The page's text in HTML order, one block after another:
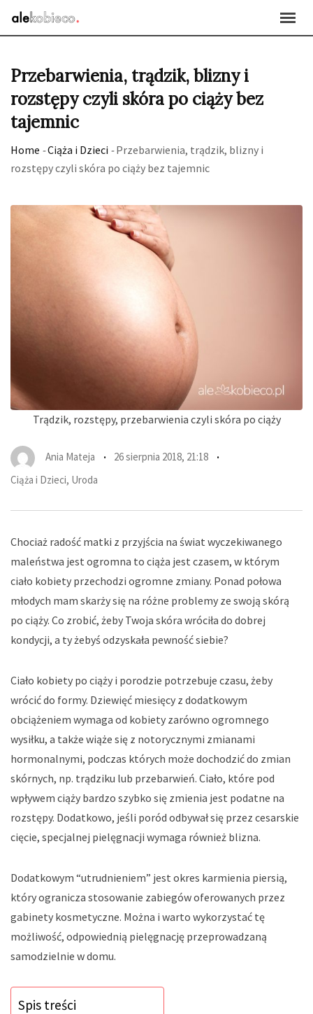
Przebarwienia, trądzik, blizny i
rozstępy czyli skóra po ciąży bez
tajemnic
Home -Ciąża i Dzieci -Przebarwienia, trądzik, blizny i
rozstępy czyli skóra po ciąży bez tajemnic
Trądzik, rozstępy, przebarwienia czyli skóra po ciąży
Ania Mateja
26 sierpnia 2018, 21:18
Ciąża i Dzieci, Uroda
Chociaż radość matki z przyjścia na świat wyczekiwanego
maleństwa jest ogromna to ciąża jest czasem, w którym
ciało kobiety przechodzi ogromne zmiany. Ponad połowa
młodych mam skarży się na różne problemy ze swoją skórą
po ciąży. Co zrobić, żeby Twoja skóra wróciła do dobrej
kondycji, a ty żebyś odzyskała pewność siebie?
Ciało kobiety po ciąży i porodzie potrzebuje czasu, żeby
wrócić do formy. Dziewięć miesięcy z dodatkowym
obciążeniem wymaga od kobiety zarówno ogromnego
wysiłku, a także wiąże się z notorycznymi zmianami
hormonalnymi, podczas których może dochodzić do zmian
skórnych, np. trądziku lub przebarwień. Ciało, które pod
wpływem ciąży bardzo szybko się zmienia jest podatne na
rozstępy. Dodatkowo, jeśli poród odbywał się przez cesarskie
cięcie, specjalnej pielęgnacji wymaga również blizna.
Dodatkowym “utrudnieniem” jest okres karmienia piersią,
który ogranicza stosowanie zabiegów oferowanych przez
gabinety kosmetyczne. Można i warto wykorzystać tę
możliwość, odpowiednią pielęgnację przeprowadzaną
samodzielnie w domu.
Spis treści